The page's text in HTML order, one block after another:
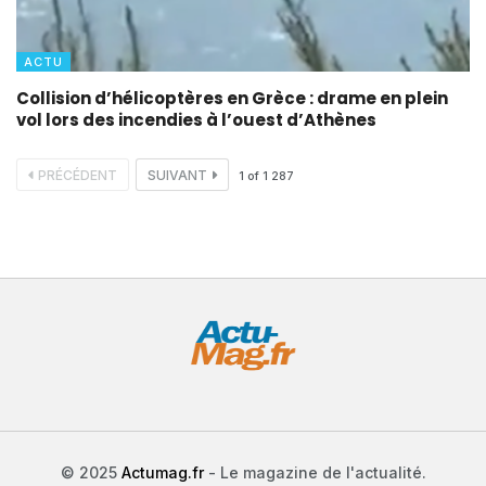
ACTU
Collision d’hélicoptères en Grèce : drame en plein
vol lors des incendies à l’ouest d’Athènes
PRÉCÉDENT SUIVANT 1 of 1 287
© 2025 Actumag.fr- Le magazine de l'actualité.